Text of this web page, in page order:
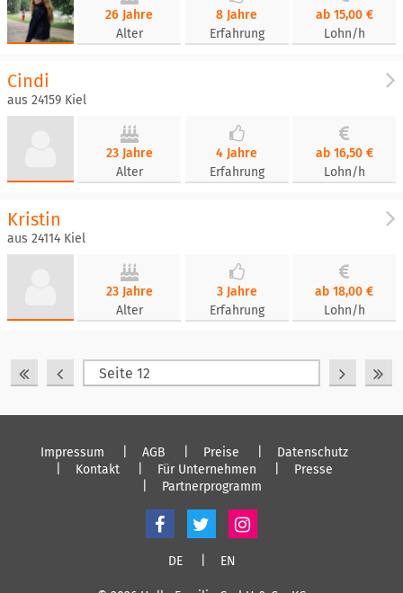
26 Jahre
Alter
8 Jahre
Erfahrung
ab 15,00 €
Lohn/h
Cindi
aus 24159 Kiel
23 Jahre
Alter
4 Jahre
Erfahrung
ab 16,50 €
Lohn/h
Kristin
aus 24114 Kiel
23 Jahre
Alter
3 Jahre
Erfahrung
ab 18,00 €
Lohn/h
Impressum AGB Preise
Datenschutz
Kontakt
Für Unternehmen
Presse
Partnerprogramm
DE EN